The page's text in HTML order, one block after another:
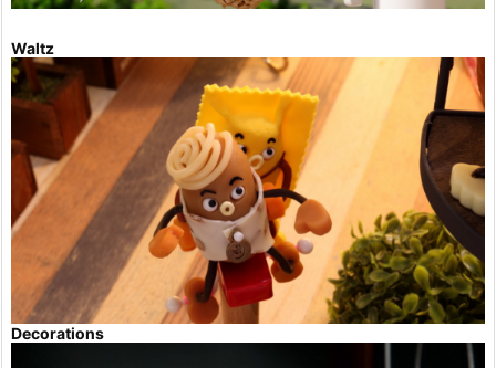
Waltz
Decorations